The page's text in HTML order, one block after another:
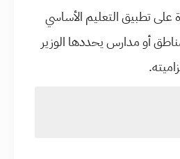
على تطبيق التعليم الأساسي
أو مدارس يحددها الوزير